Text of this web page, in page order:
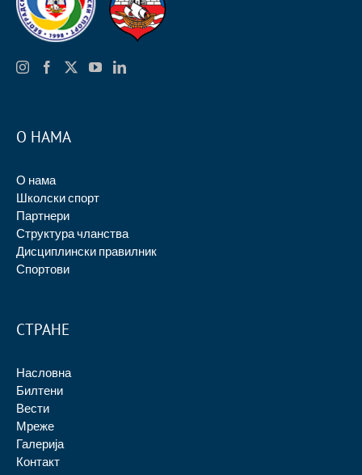
О НАМА
О нама
Школски спорт
Партнери
Структура чланства
Дисциплински правилник
Спортови
СТРАНЕ
Насловна
Билтени
Вести
Мреже
Галерија
Контакт